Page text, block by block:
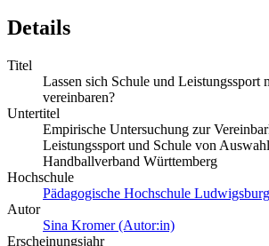
Details
Titel
Lassen sich Schule und Leistungssport
vereinbaren?
Untertitel
Empirische Untersuchung zur
Leistungssport und Schule von
Handballverband Württemberg
Hochschule
Pädagogische Hochschule Ludwigsburg
Autor
Sina Kromer (Autor:in)
Erscheinungsjahr